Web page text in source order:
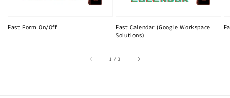
Fast Form On/Off
Fast Calendar (Google Workspace
Solutions)
1 /sur
3